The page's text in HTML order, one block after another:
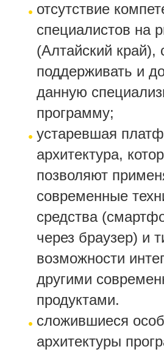
отсутствие
специалистов на
(Алтайский край),
поддерживать и
данную
программу;
устаревшая
архитектура,
позволяют
современные
средства
через браузер) и
возможности
другими
продуктами.
сложившиеся
архитектуры